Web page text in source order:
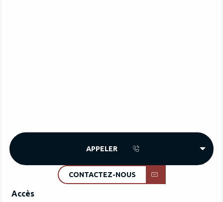
APPELER
CONTACTEZ-NOUS
Accès
Accès